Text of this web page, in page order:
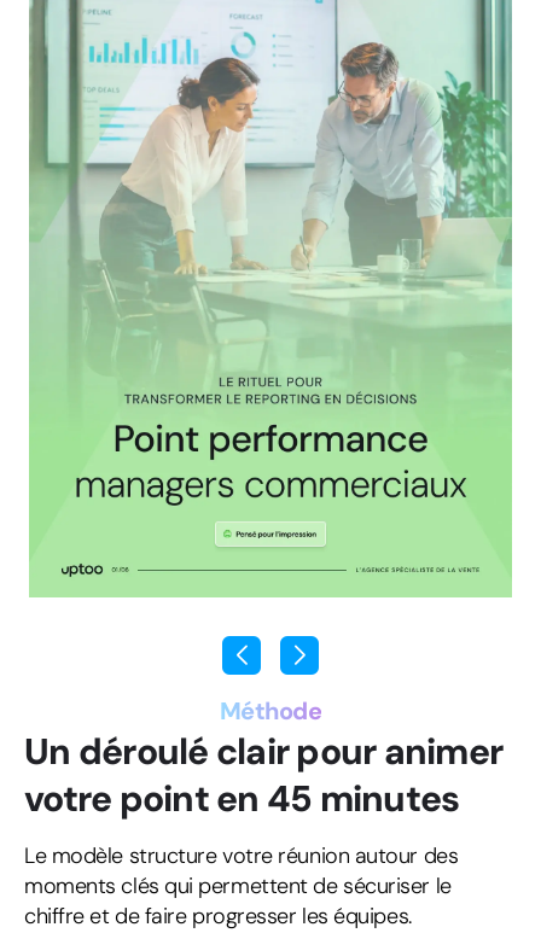
Méthode
Un déroulé clair pour animer
votre point en 45 minutes
Le modèle structure votre réunion autour des
moments clés qui permettent de sécuriser le
chiffre et de faire progresser les équipes.